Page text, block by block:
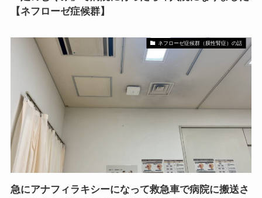
【ネフローゼ症候群】
ネフローゼ症候群（膜性腎症）の話
急にアナフィラキシーになって救急車で病院に搬送さ